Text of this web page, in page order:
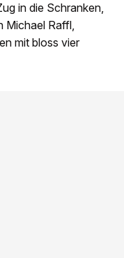
in die Schranken,
Michael Raffl,
mit bloss vier